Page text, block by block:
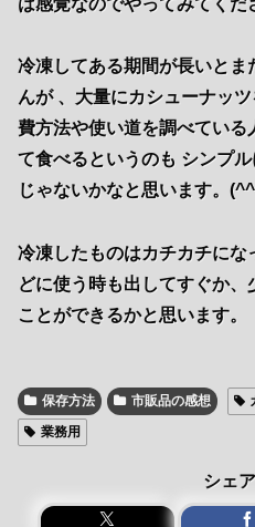
冷凍してある期間が長いと
んが 、大量にカシューナッ
費方法や使い道を調べてい
て食べるというのも シンプ
じゃないかなと思います。
冷凍したものはカチカチに
どに使う時も出してすぐか
ことができるかと思います。
保存方法 市販品の感想
業務用
シェ